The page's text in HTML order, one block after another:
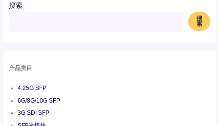
搜索
搜
索
产品类目
4.25G SFP
6G/8G/10G SFP
3G SDI SFP